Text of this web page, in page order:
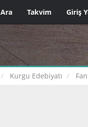
Ara Takvim Giriş
Kurgu Edebiyatı